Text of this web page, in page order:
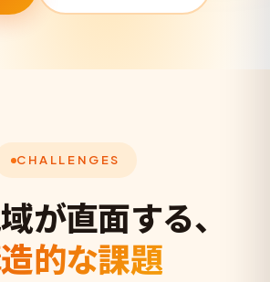
CHALLENGES
が直面する、
的な課題